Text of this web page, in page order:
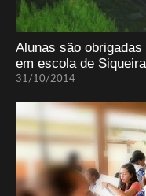
Alunas são
em escola de
31/10/2014